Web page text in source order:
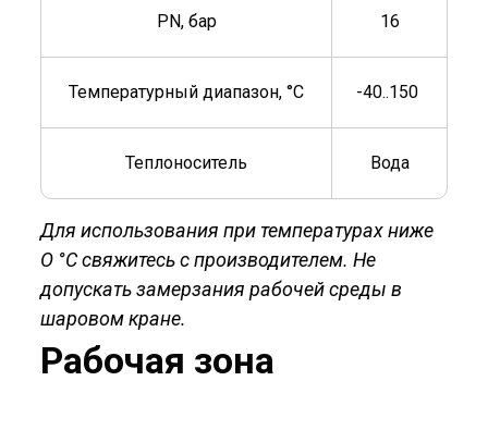
PN, бар 16
Температурный диапазон, °C -40..150
Теплоноситель Вода
Для использования при температурах ниже
О °C свяжитесь с производителем. Не
допускать замерзания рабочей среды в
шаровом кране.
Рабочая зона